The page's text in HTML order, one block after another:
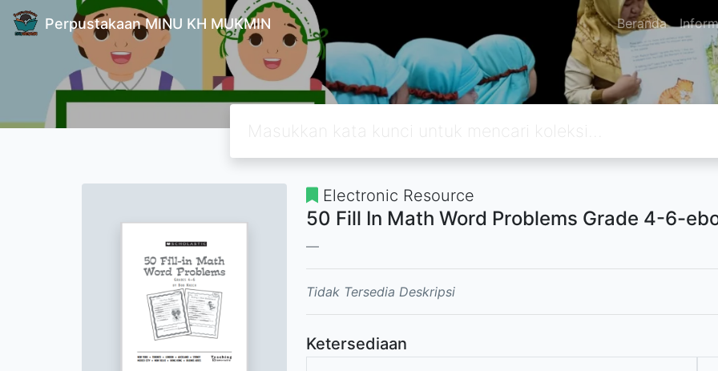
Perpustakaan MINU KH MUKMIN Beranda
Electronic Resource
50 Fill In Math Word Problems Grade 4-6-
Tidak Tersedia Deskripsi
Ketersediaan